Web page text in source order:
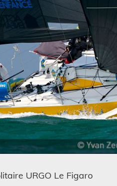
URGO Le Figaro